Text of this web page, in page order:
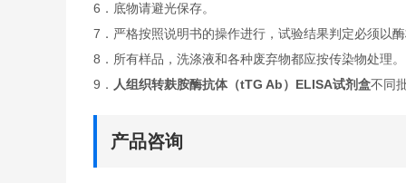
6．底物请避光保存。
7．严格按照说明书的操作进行，试验结果判定必须以
8．所有样品，洗涤液和各种废弃物都应按传染物处理。
9． 人组织转麸胺酶抗体（tTG Ab）ELISA试剂盒不同
产品咨询